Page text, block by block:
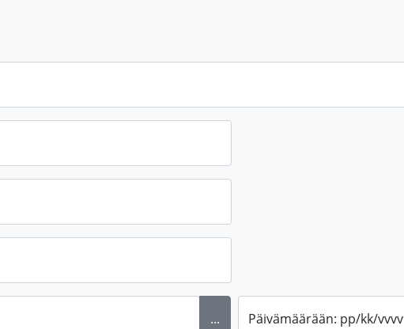
... Päivämäärään: pp/kk/vvvv